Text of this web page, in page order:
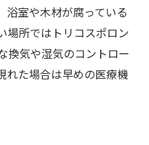
浴室や木材が腐っている
場所ではトリコスポロン
換気や湿気のコントロー
れた場合は早めの医療機